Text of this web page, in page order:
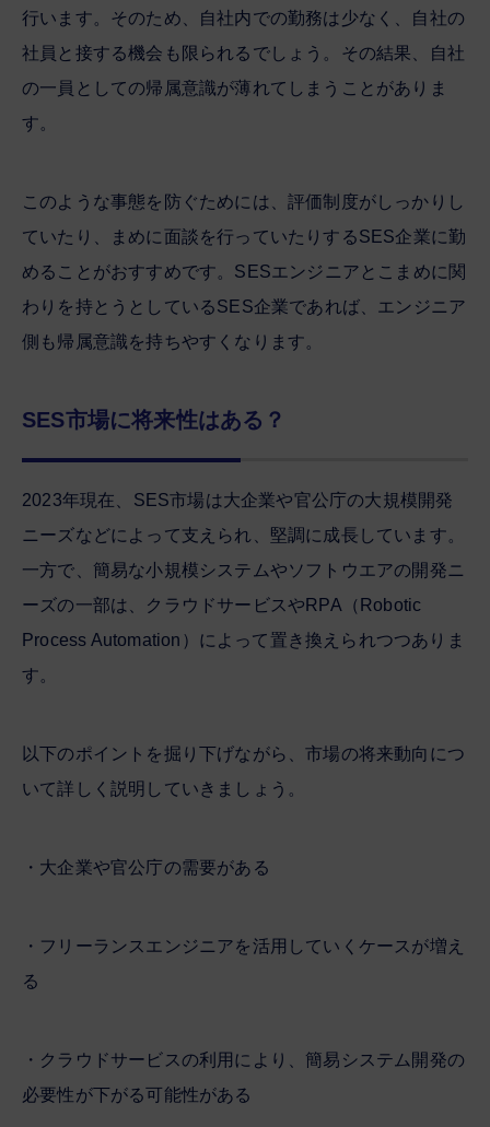
行います。そのため、自社内での勤務は少なく、自社の
社員と接する機会も限られるでしょう。その結果、自社
の一員としての帰属意識が薄れてしまうことがありま
す。
このような事態を防ぐためには、評価制度がしっかりし
ていたり、まめに面談を行っていたりするSES企業に勤
めることがおすすめです。SESエンジニアとこまめに関
わりを持とうとしているSES企業であれば、エンジニア
側も帰属意識を持ちやすくなります。
SES市場に将来性はある？
2023年現在、SES市場は大企業や官公庁の大規模開発
ニーズなどによって支えられ、堅調に成長しています。
一方で、簡易な小規模システムやソフトウエアの開発ニ
ーズの一部は、クラウドサービスやRPA（Robotic
Process Automation）によって置き換えられつつありま
す。
以下のポイントを掘り下げながら、市場の将来動向につ
いて詳しく説明していきましょう。
・大企業や官公庁の需要がある
・フリーランスエンジニアを活用していくケースが増え
る
・クラウドサービスの利用により、簡易システム開発の
必要性が下がる可能性がある